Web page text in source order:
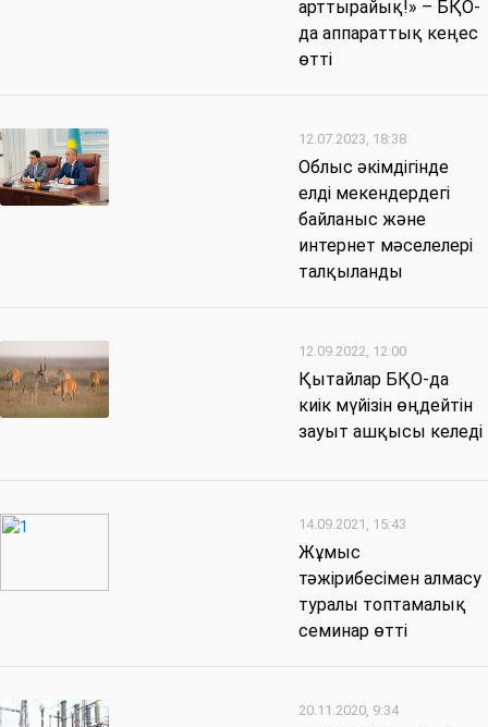
арттырайық!» – БҚО-
да аппараттық кеңес
өтті
12.07.2023, 18:38
Облыс әкімдігінде
елді мекендердегі
байланыс және
интернет мәселелері
талқыланды
12.09.2022, 12:00
Қытайлар БҚО-да
киік мүйізін өңдейтін
зауыт ашқысы келеді
14.09.2021, 15:43
Жұмыс
тәжірибесімен алмасу
туралы топтамалық
семинар өтті
20.11.2020, 9:34